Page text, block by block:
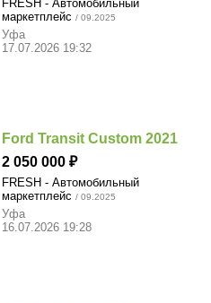
FRESH - Автомобильный
маркетплейс / 09.2025
Уфа
17.07.2026 19:32
Ford Transit Custom 2021
2 050 000
FRESH - Автомобильный
маркетплейс / 09.2025
Уфа
16.07.2026 19:28